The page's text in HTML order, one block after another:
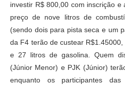
investir R$ 800,00 com inscrição
preço de nove litros de
(sendo dois para pista seca e um
da F4 terão de custear
e 27 litros de gasolina. Quem
(Júnior Menor) e PJK (Júnior)
enquanto os participantes